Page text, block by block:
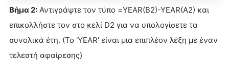
Βήμα 2: Αντιγράψτε τον τύπο =YEAR(B2)-YEAR(A2) και
επικολλήστε τον στο κελί D2 για να υπολογίσετε τα
συνολικά έτη. (Το 'YEAR' είναι μια επιπλέον λέξη με έναν
τελεστή αφαίρεσης)